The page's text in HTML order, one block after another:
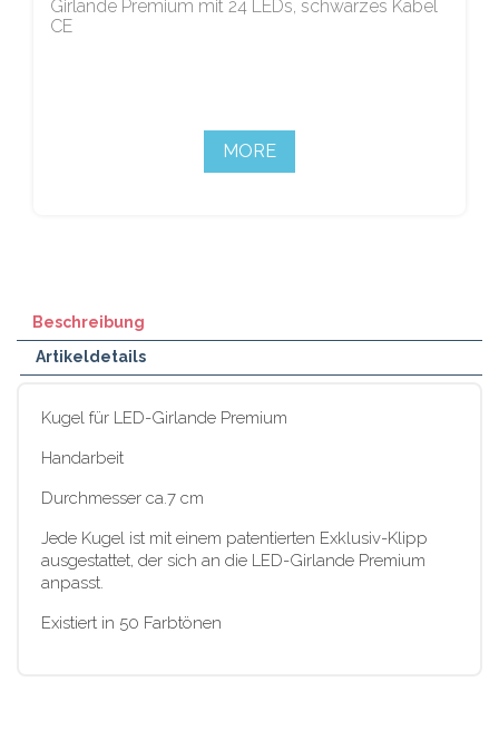
Girlande Premium mit 24 LEDs, schwarzes Kabel
CE
MORE
Beschreibung
Artikeldetails
Kugel für LED-Girlande Premium
Handarbeit
Durchmesser ca.7 cm
Jede Kugel ist mit einem patentierten Exklusiv-Klipp
ausgestattet, der sich an die LED-Girlande Premium
anpasst.
Existiert in 50 Farbtönen